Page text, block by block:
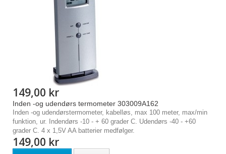
149,00 kr
Inden -og udendørs termometer 303009A162
Inden -og udendørstermometer, kabelløs, max 100 meter, max/min
funktion, ur. Indendørs -10 - + 60 grader C. Udendørs -40 - +60
grader C. 4 x 1,5V AA batterier medfølger.
149,00 kr